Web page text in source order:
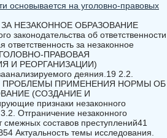
основывается на уголовно-правовых
НЕЗАКОННОЕ ОБРАЗОВАНИЕ
об ответственности
за незаконное
УГОЛОВНО-ПРАВОВАЯ
И РЕОРГАНИЗАЦИИ)
деяния.19 2.2.
3. ПРОБЛЕМЫ ПРИМЕНЕНИЯ НОРМЫ ОБ
(СОЗДАНИЕ И
признаки незаконного
Отграничение незаконного
составов преступлений41
темы исследования.